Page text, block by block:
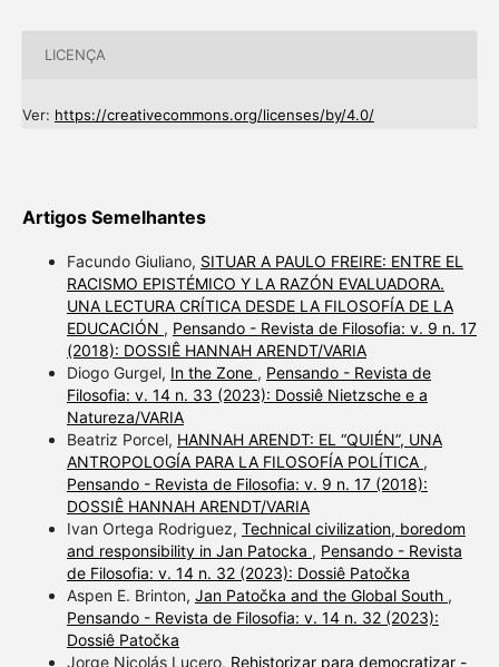
LICENÇA
Ver: https://creativecommons.org/licenses/by/4.0/
Artigos Semelhantes
Facundo Giuliano, SITUAR A PAULO FREIRE: ENTRE EL
RACISMO EPISTÉMICO Y LA RAZÓN EVALUADORA.
UNA LECTURA CRÍTICA DESDE LA FILOSOFÍA DE LA
EDUCACIÓN , Pensando - Revista de Filosofia: v. 9 n. 17
(2018): DOSSIÊ HANNAH ARENDT/VARIA
Diogo Gurgel, In the Zone , Pensando - Revista de
Filosofia: v. 14 n. 33 (2023): Dossiê Nietzsche e a
Natureza/VARIA
Beatriz Porcel, HANNAH ARENDT: EL “QUIÉN”, UNA
ANTROPOLOGÍA PARA LA FILOSOFÍA POLÍTICA ,
Pensando - Revista de Filosofia: v. 9 n. 17 (2018):
DOSSIÊ HANNAH ARENDT/VARIA
Ivan Ortega Rodriguez, Technical civilization, boredom
and responsibility in Jan Patocka , Pensando - Revista
de Filosofia: v. 14 n. 32 (2023): Dossiê Patočka
Aspen E. Brinton, Jan Patočka and the Global South ,
Pensando - Revista de Filosofia: v. 14 n. 32 (2023):
Dossiê Patočka
Jorge Nicolás Lucero, Rehistorizar para democratizar -